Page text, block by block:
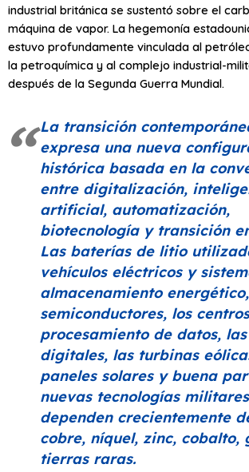
industrial británica se sustentó sobre el
máquina de vapor. La hegemonía
estuvo profundamente vinculada al
la petroquímica y al complejo industrial-
después de la Segunda Guerra Mundial.
La transición
expresa una nueva
histórica basada en la
entre digitalización,
artificial, automatización,
biotecnología y transición
Las baterías de litio
vehículos eléctricos y
almacenamiento
semiconductores, los
procesamiento de datos,
digitales, las turbinas
paneles solares y buena
nuevas tecnologías militares
dependen crecientemente
cobre, níquel, zinc, cobalto,
tierras raras.